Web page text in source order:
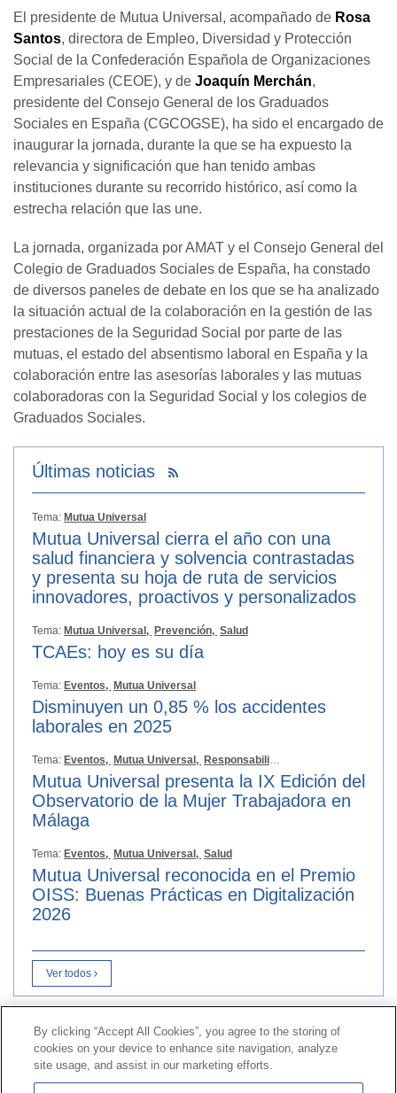
El presidente de Mutua Universal, acompañado de Rosa
Santos, directora de Empleo, Diversidad y Protección
Social de la Confederación Española de Organizaciones
Empresariales (CEOE), y de Joaquín Merchán,
presidente del Consejo General de los Graduados
Sociales en España (CGCOGSE), ha sido el encargado de
inaugurar la jornada, durante la que se ha expuesto la
relevancia y significación que han tenido ambas
instituciones durante su recorrido histórico, así como la
estrecha relación que las une.
La jornada, organizada por AMAT y el Consejo General del
Colegio de Graduados Sociales de España, ha constado
de diversos paneles de debate en los que se ha analizado
la situación actual de la colaboración en la gestión de las
prestaciones de la Seguridad Social por parte de las
mutuas, el estado del absentismo laboral en España y la
colaboración entre las asesorías laborales y las mutuas
colaboradoras con la Seguridad Social y los colegios de
Graduados Sociales.
Últimas noticias
Tema: Mutua Universal
Mutua Universal cierra el año con una
salud financiera y solvencia contrastadas
y presenta su hoja de ruta de servicios
innovadores, proactivos y personalizados
Tema: Mutua Universal, Prevención, Salud
TCAEs: hoy es su día
Tema: Eventos, Mutua Universal
Disminuyen un 0,85 % los accidentes
laborales en 2025
Tema: Eventos, Mutua Universal, Responsabilidad Social
Mutua Universal presenta la IX Edición del
Observatorio de la Mujer Trabajadora en
Málaga
Tema: Eventos, Mutua Universal, Salud
Mutua Universal reconocida en el Premio
OISS: Buenas Prácticas en Digitalización
2026
Ver todos
Contacto|Perfil do contratante|Reclamacións
Liña Universal 900 203 203
|
Zona Privada Comisión de
Prestacións Especiais|Zona Privada Provedor Sanitario
By clicking “Accept All Cookies”, you agree to the storing of
cookies on your device to enhance site navigation, analyze
site usage, and assist in our marketing efforts.